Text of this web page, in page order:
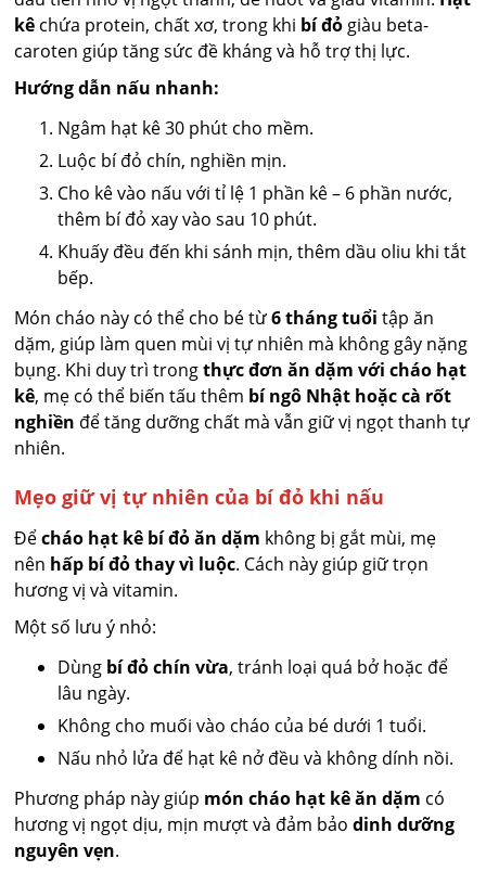
kê chứa protein, chất xơ, trong khi bí đỏ giàu beta-
caroten giúp tăng sức đề kháng và hỗ trợ thị lực.
Hướng dẫn nấu nhanh:
Ngâm hạt kê 30 phút cho mềm.
Luộc bí đỏ chín, nghiền mịn.
Cho kê vào nấu với tỉ lệ 1 phần kê – 6 phần nước,
thêm bí đỏ xay vào sau 10 phút.
Khuấy đều đến khi sánh mịn, thêm dầu oliu khi tắt
bếp.
Món cháo này có thể cho bé từ6 tháng tuổi tập ăn
dặm, giúp làm quen mùi vị tự nhiên mà không gây nặng
bụng. Khi duy trì trongthực đơn ăn dặm với cháo hạt
kê, mẹ có thể biến tấu thêm bí ngô Nhật hoặc cà rốt
nghiền để tăng dưỡng chất mà vẫn giữ vị ngọt thanh tự
nhiên.
Mẹo giữ vị tự nhiên của bí đỏ khi nấu
Đểcháo hạt kê bí đỏ ăn dặm không bị gắt mùi, mẹ
nên hấp bí đỏ thay vì luộc. Cách này giúp giữ trọn
hương vị và vitamin.
Một số lưu ý nhỏ:
Dùng bí đỏ chín vừa, tránh loại quá bở hoặc để
lâu ngày.
Không cho muối vào cháo của bé dưới 1 tuổi.
Nấu nhỏ lửa để hạt kê nở đều và không dính nồi.
Phương pháp này giúp món cháo hạt kê ăn dặm có
hương vị ngọt dịu, mịn mượt và đảm bảodinh dưỡng
nguyên vẹn.